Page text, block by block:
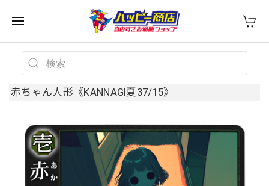
赤ちゃん人形《KANNAGI夏37/15》